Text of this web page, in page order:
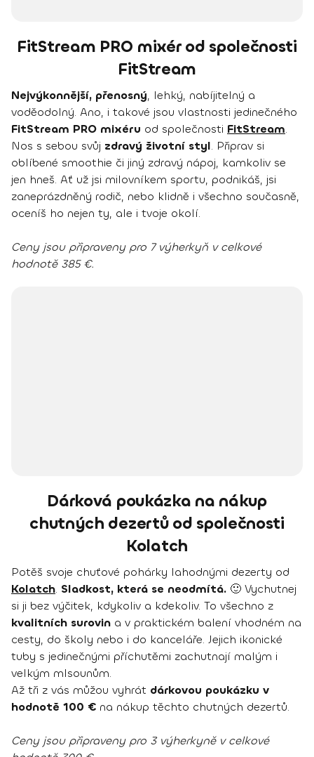
FitStream PRO mixér od společnosti
FitStream
Nejvýkonnější, přenosný, lehký, nabíjitelný a
voděodolný. Ano, i takové jsou vlastnosti jedinečného
FitStream PRO mixéru od společnosti FitStream.
Nos s sebou svůj zdravý životní styl. Připrav si
oblíbené smoothie či jiný zdravý nápoj, kamkoliv se
jen hneš. Ať už jsi milovníkem sportu, podnikáš, jsi
zaneprázdněný rodič, nebo klidně i všechno současně,
oceníš ho nejen ty, ale i tvoje okolí.
Ceny jsou připraveny pro 7 výherkyň v celkové
hodnotě 385 €.
Dárková poukázka na nákup
chutných dezertů od společnosti
Kolatch
Potěš svoje chuťové pohárky lahodnými dezerty od
Kolatch. Sladkost, která se neodmítá. 🙂 Vychutnej
si ji bez výčitek, kdykoliv a kdekoliv. To všechno z
kvalitních surovin a v praktickém balení vhodném na
cesty, do školy nebo i do kanceláře. Jejich ikonické
tuby s jedinečnými příchutěmi zachutnají malým i
velkým mlsounům.
Až tři z vás můžou vyhrát dárkovou poukázku v
hodnotě 100 € na nákup těchto chutných dezertů.
Ceny jsou připraveny pro 3 výherkyně v celkové